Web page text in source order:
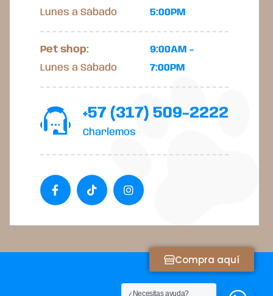
Lunes a Sábado
5:00PM
Pet shop:
Lunes a Sábado
9:00AM -
7:00PM
+57 (317) 509-2222
Charlemos
Compra aquí
¿Necesitas ayuda?